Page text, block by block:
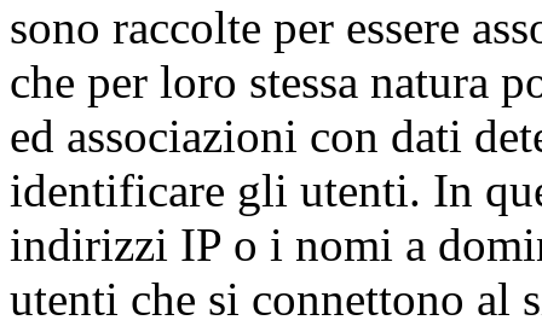
sono raccolte per essere
che per loro stessa natura
ed associazioni con dati
identificare gli utenti. In
indirizzi IP o i nomi a
utenti che si connettono